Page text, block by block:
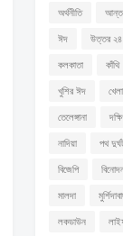
অর্থনীতি
ঈদ
উত্তর ২৪
কলকাতা
কাঁথি
খুশির ঈদ
তেলেঙ্গানা
নাদিয়া
পথ
বিজেপি
মালদা
লকডাউন